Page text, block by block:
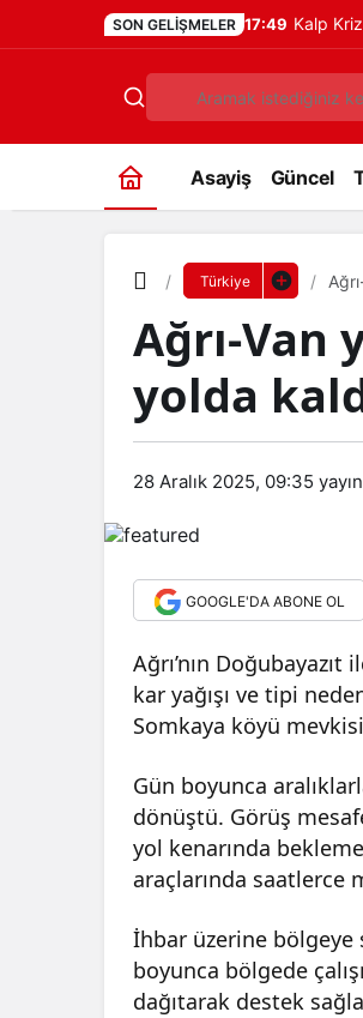
SON GELIŞMELER 17:49 Kalp
Asayiş Güncel
Türkiye
Ağrı-Van
yolda
28 Aralık 2025, 09:35
GOOGLE'DA ABONE OL
Ağrı’nın
kar yağışı ve tipi
Somkaya köyü
Gün boyunca
dönüştü. Görüş
yol kenarında
araçlarında saatlerce
İhbar üzerine bölgeye
boyunca bölgede
dağıtarak destek